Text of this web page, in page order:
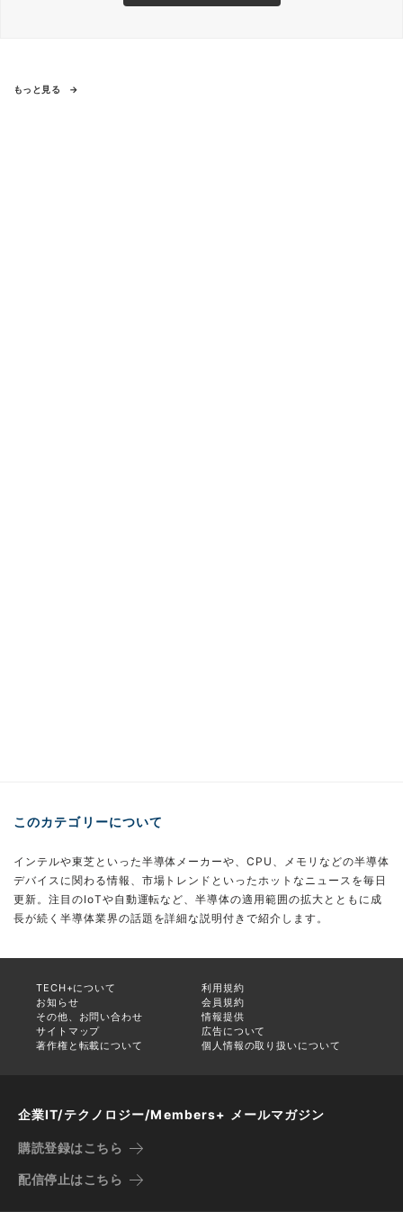
もっと見る
このカテゴリーについて
インテルや東芝といった半導体メーカーや、CPU、メモリなどの半導体
デバイスに関わる情報、市場トレンドといったホットなニュースを毎日
更新。注目のIoTや自動運転など、半導体の適用範囲の拡大とともに成
長が続く半導体業界の話題を詳細な説明付きで紹介します。
TECH+について
利用規約
お知らせ
会員規約
その他、お問い合わせ
情報提供
サイトマップ
広告について
著作権と転載について
個人情報の取り扱いについて
企業IT/テクノロジー/Members+ メールマガジン
購読登録はこちら
配信停止はこちら